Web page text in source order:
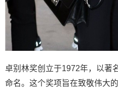
卓别林奖创立于1972年，以著
命名。这个奖项旨在致敬伟大